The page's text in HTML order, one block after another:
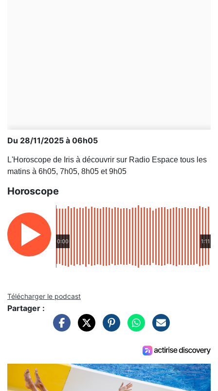
Du 28/11/2025 à 06h05
L'Horoscope de Iris à découvrir sur Radio Espace tous les
matins à 6h05, 7h05, 8h05 et 9h05
Horoscope
0:00 1:11
Télécharger le podcast
Partager :